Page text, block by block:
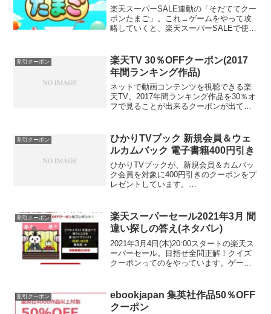
楽天スーパーSALE連動の「そだててクー
ポンたまご」。これ→ゲームをやって攻
略していくと、楽天スーパーSALEで使え
たのは、2020年9月の楽天スーパーセー
ル？（その前は...
割引クーポン
楽天TV 30％OFFクーポン(2017
年間ランキング作品)
ネットで動画コンテンツを視聴できる楽
天TV。2017年間ランキング作品を30％オ
フで見ることが出来るクーポンが出てい
- 映画・ドラマ・アニメ動画【楽天TV】
クーポ...
割引クーポン
ひかりTVブック 新規会員＆ウェ
ルカムバック 電子書籍400円引き
ひかりTVブックが、新規会員＆カムバッ
ク会員を対象に400円引きのクーポンをプ
レゼントしています。
","al...
割引クーポン
楽天スーパーセール2021年3月 間
違い探しの答え(ネタバレ)
2021年3月4日(木)20:00スタートの楽天ス
ーパーセール。目指せ全問正解！クイズ
クーポンってのをやっています。ゲーム
解すると割引クーポンをもらえます。 –
クーポ...
割引クーポン
ebookjapan 集英社作品50％OFF
クーポン